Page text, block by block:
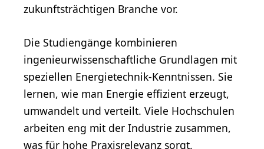
zukunftsträchtigen Branche vor.
Die Studiengänge kombinieren
ingenieurwissenschaftliche Grundlagen mit
speziellen Energietechnik-Kenntnissen. Sie
lernen, wie man Energie effizient erzeugt,
umwandelt und verteilt. Viele Hochschulen
arbeiten eng mit der Industrie zusammen,
was für hohe Praxisrelevanz sorgt.